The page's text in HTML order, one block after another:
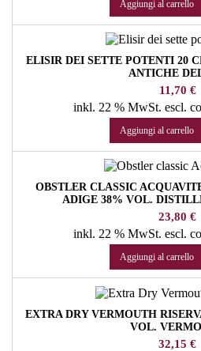
Aggiungi al carrello
ELISIR DEI SETTE POTENTI 20
ANTICHE
Prezzo
11,70 €
inkl. 22 % MwSt. escl.
Aggiungi al carrello
OBSTLER CLASSIC
ADIGE 38% VOL.
Prezzo
23,80 €
inkl. 22 % MwSt. escl.
Aggiungi al carrello
EXTRA DRY VERMOUTH
VOL.
Prezzo
32,15 €